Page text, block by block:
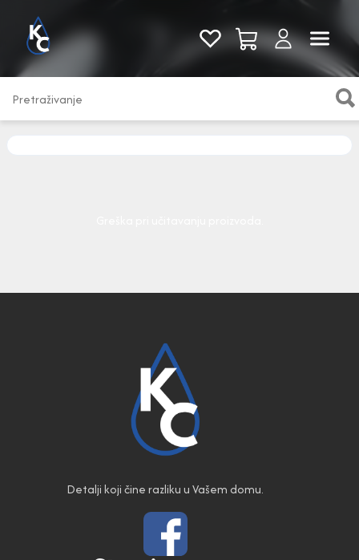
Pogledaj sve
Detalji koji čine razliku u Vašem domu.